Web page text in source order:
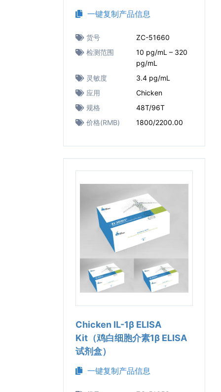
一键复制产品信息
货号
ZC-51660
检测范围
10 pg/mL – 320
pg/mL
灵敏度
3.4 pg/mL
应用
Chicken
规格
48T/96T
价格(RMB)
1800/2200.00
Chicken IL-1β ELISA
Kit（鸡白细胞介素1β ELISA
试剂盒）
一键复制产品信息